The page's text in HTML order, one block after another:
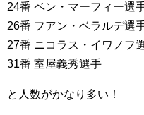
24番 ベン・マーフィー選
26番 フアン・ベラルデ選
27番 ニコラス・イワノフ
31番 室屋義秀選手
と人数がかなり多い！